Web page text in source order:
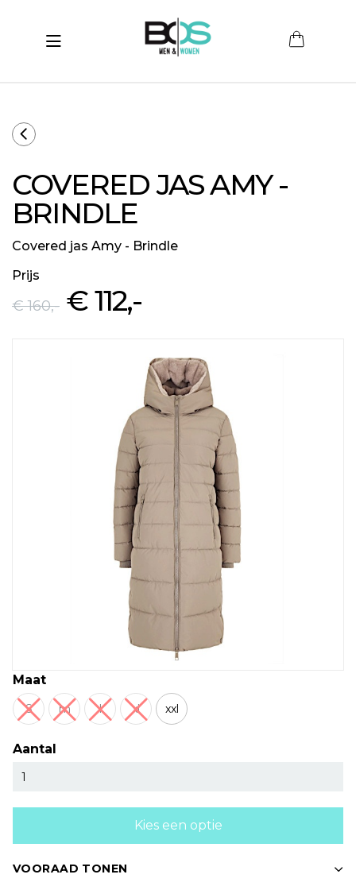
(Men)
(Sale)
Toggle navigation
COVERED JAS AMY -
BRINDLE
Covered jas Amy - Brindle
Prijs
€ 160,- € 112,-
Maat
S m l xl xxl
Aantal
Kies een optie
VOORAAD TONEN